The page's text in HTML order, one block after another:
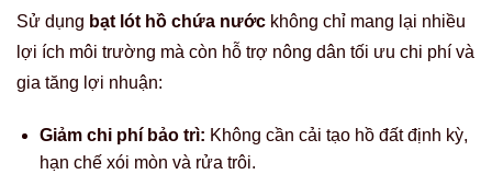
Sử dụng bạt lót hồ chứa nước không chỉ mang lại nhiều
lợi ích môi trường mà còn hỗ trợ nông dân tối ưu chi phí và
gia tăng lợi nhuận:
Giảm chi phí bảo trì: Không cần cải tạo hồ đất định kỳ,
hạn chế xói mòn và rửa trôi.